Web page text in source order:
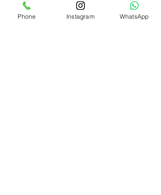
Phone Instagram WhatsApp